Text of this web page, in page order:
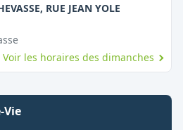
RUE JEAN YOLE,
Voir les horaires des dimanches
Vie